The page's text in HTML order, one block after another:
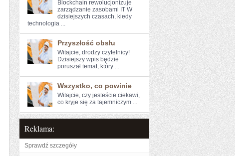
Blockchain rewolucjonizuje
zarządzanie zasobami IT W
dzisiejszych ⁢czasach, kiedy
technologia ...
Przyszłość obsłu
Witajcie, ⁤drodzy ​czytelnicy!⁣
Dzisiejszy wpis będzie
poruszał⁤ temat, który ...
Wszystko, co powinie
Witajcie, ⁢czy jesteście​ ciekawi,
co‌ kryje się za tajemniczym ...
Reklama:
Sprawdź szczegóły